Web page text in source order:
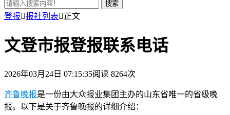
搜索
登报报社列表正文
文登市报登报联系电话
2026年03月24日 07:15:35阅读 8264次
齐鲁晚报是一份由大众报业集团主办的山东省唯一的省级晚
报。以下是关于齐鲁晚报的详细介绍：